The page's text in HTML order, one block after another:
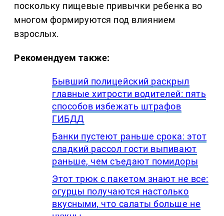
поскольку пищевые привычки ребенка во
многом формируются под влиянием
взрослых.
Рекомендуем также:
Бывший полицейский раскрыл
главные хитрости водителей: пять
способов избежать штрафов
ГИБДД
Банки пустеют раньше срока: этот
сладкий рассол гости выпивают
раньше, чем съедают помидоры
Этот трюк с пакетом знают не все:
огурцы получаются настолько
вкусными, что салаты больше не